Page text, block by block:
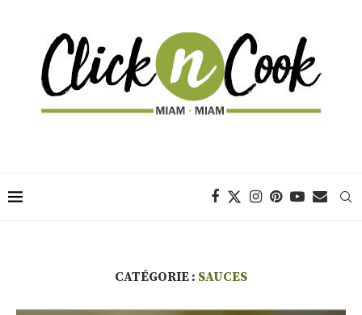
CATÉGORIE : SAUCES